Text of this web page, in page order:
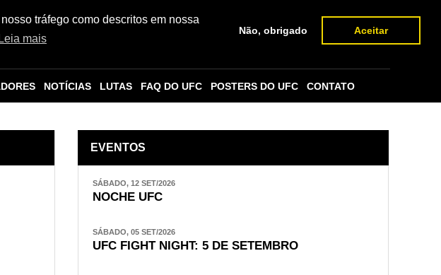
tráfego como descritos em nossa
Leia mais
Não, obrigado Aceitar
NOTÍCIAS LUTAS FAQ DO UFC POSTERS DO UFC CONTATO
EVENTOS
SÁBADO, 12 SET/2026
NOCHE UFC
SÁBADO, 05 SET/2026
UFC FIGHT NIGHT: 5 DE SETEMBRO